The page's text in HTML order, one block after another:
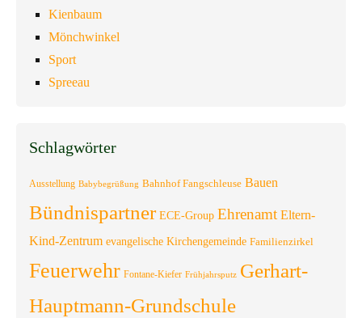
Kienbaum
Mönchwinkel
Sport
Spreeau
Schlagwörter
Ausstellung Babybegrüßung Bahnhof Fangschleuse Bauen
Bündnispartner ECE-Group Ehrenamt Eltern-
Kind-Zentrum evangelische Kirchengemeinde Familienzirkel
Feuerwehr Fontane-Kiefer Frühjahrsputz Gerhart-
Hauptmann-Grundschule